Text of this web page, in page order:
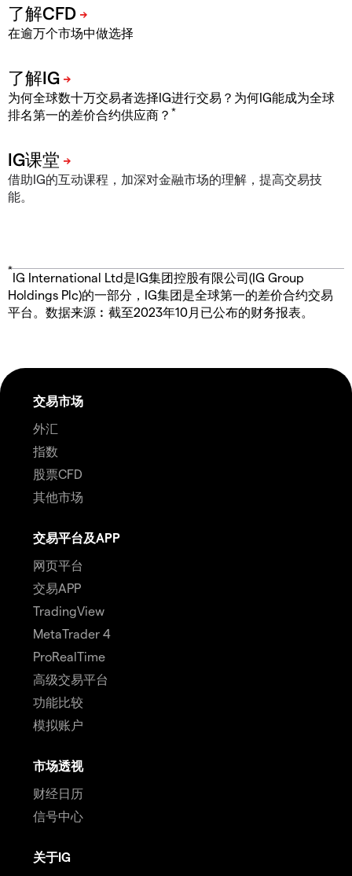
在逾万个市场中做选择
为何全球数十万交易者选择IG进行交易？为何IG能成为全球
排名第一的差价合约供应商？ *
借助IG的互动课程，加深对金融市场的理解，提高交易技
能。
*
IG International Ltd是IG集团控股有限公司(IG Group
Holdings Plc)的一部分，IG集团是全球第一的差价合约交易
平台。数据来源︰截至2023年10月已公布的财务报表。
交易市场
外汇
指数
股票CFD
其他市场
交易平台及APP
网页平台
交易APP
TradingView
MetaTrader 4
ProRealTime
高级交易平台
功能比较
模拟账户
市场透视
财经日历
信号中心
关于IG